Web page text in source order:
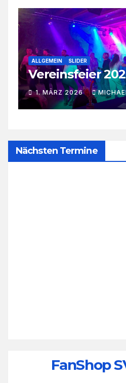
ALLGEMEIN JUGGER SLIDER
5. Störtebeker
Rostock
23. FEBRUAR 2026
Nächsten Termine
FanShop